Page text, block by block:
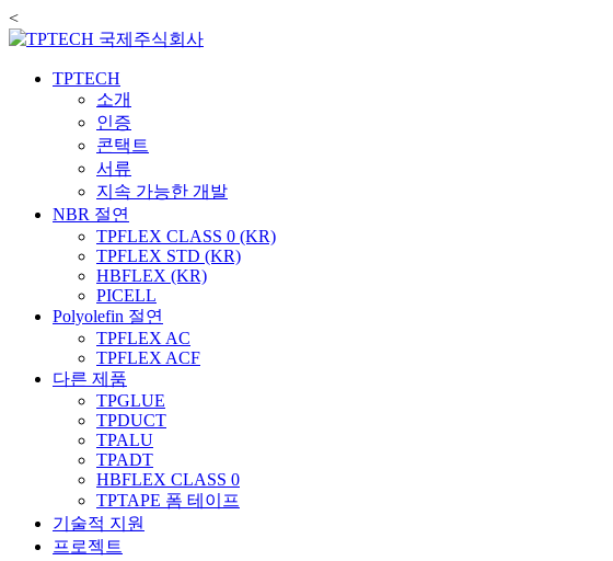
<
TPTECH
소개
인증
콘택트
서류
지속 가능한 개발
NBR 절연
TPFLEX CLASS 0 (KR)
TPFLEX STD (KR)
HBFLEX (KR)
PICELL
Polyolefin 절연
TPFLEX AC
TPFLEX ACF
다른 제품
TPGLUE
TPDUCT
TPALU
TPADT
HBFLEX CLASS 0
TPTAPE 폼 테이프
기술적 지원
프로젝트